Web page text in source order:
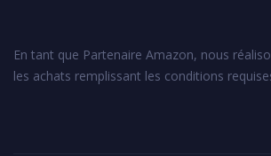
En tant que Partenaire Amazon, nous
les achats remplissant les conditions